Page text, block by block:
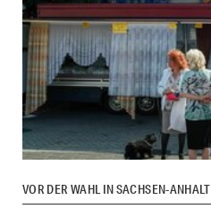
VOR DER WAHL IN SACHSEN-ANHALT